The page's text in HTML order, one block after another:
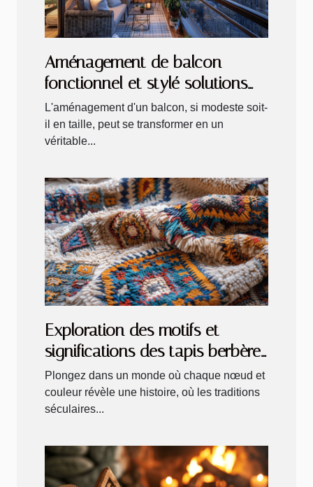
Aménagement de balcon
fonctionnel et stylé solutions
pour petits extérieurs
L'aménagement d'un balcon, si modeste soit-
il en taille, peut se transformer en un
véritable...
Exploration des motifs et
significations des tapis berbères
traditionnels
Plongez dans un monde où chaque nœud et
couleur révèle une histoire, où les traditions
séculaires...